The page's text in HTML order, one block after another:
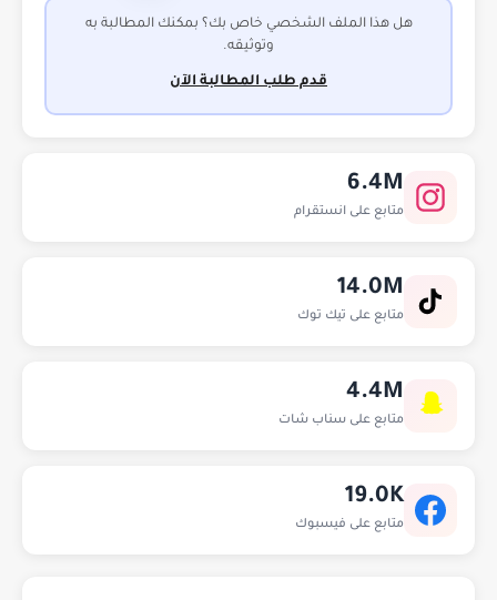
هل هذا الملف الشخصي خاص بك؟ بمكنك المطالبة به
وتوثيقه.
قدم طلب المطالبة الآن
6.4M
متابع على انستقرام
14.0M
متابع على تيك توك
4.4M
متابع على سناب شات
19.0K
متابع على فيسبوك